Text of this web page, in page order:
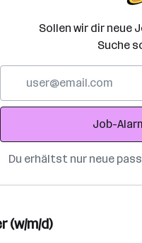
Sollen wir dir neue
Suche
Adresse
Job-
Du erhältst nur neue
(w/m/d)